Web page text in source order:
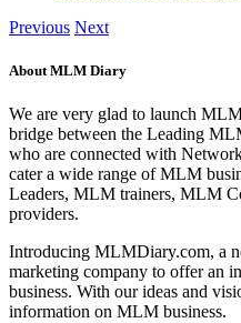
Previous Next
About MLM Diary
We are very glad to launch
bridge between the Leading
who are connected with
cater a wide range of MLM
Leaders, MLM trainers, MLM
providers.
Introducing MLMDiary.com, a
marketing company to offer an
business. With our ideas and
information on MLM business.